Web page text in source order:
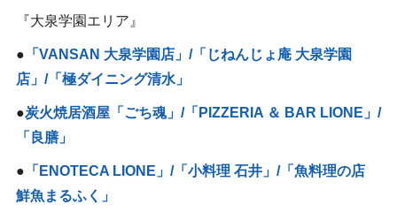
『大泉学園エリア』
● 「VANSAN 大泉学園店」/「じねんじょ庵 大泉学園
店」/「極ダイニング清水」
●炭火焼居酒屋「ごち魂」/「PIZZERIA ＆ BAR LIONE」/
「良膳」
● 「ENOTECA LIONE」/「小料理 石井」/「魚料理の店
鮮魚まるふく」